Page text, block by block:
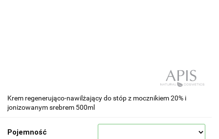
Krem regenerująco-nawilżający do stóp z mocznikiem 20% i
jonizowanym srebrem 500ml
Pojemność